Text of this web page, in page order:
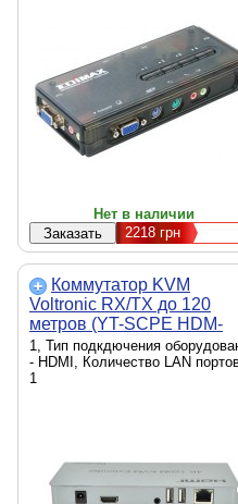
Нет в наличии
2218 грн
Коммутатор KVM
Voltronic RX/TX до 120
метров (YT-SCPE HDM-
100m1080Р-USB)
1, Тип подкдючения
- HDMI, Количество LAN
1